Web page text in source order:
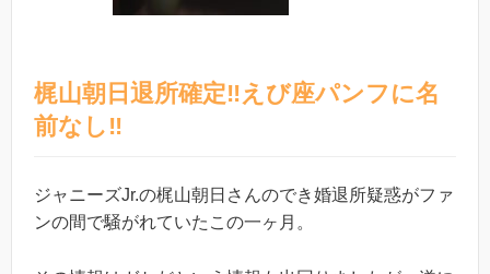
梶山朝日退所確定‼︎えび座パンフに名
前なし‼︎
ジャニーズJr.の梶山朝日さんのでき婚退所疑惑がファ
ンの間で騒がれていたこの一ヶ月。